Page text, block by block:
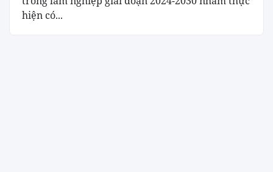
hiện có...